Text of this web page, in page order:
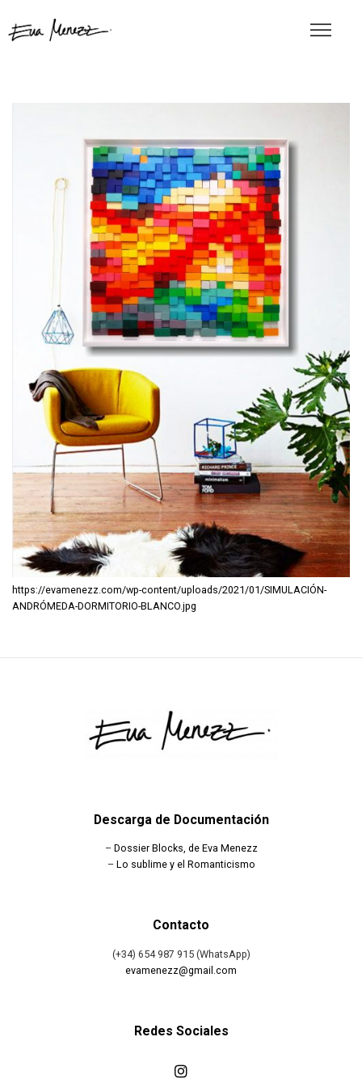
https://evamenezz.com/wp-content/uploads/2021/01/SIMULACIÓN-
ANDRÓMEDA-DORMITORIO-BLANCO.jpg
Descarga de Documentación
– Dossier Blocks, de Eva Menezz
– Lo sublime y el Romanticismo
Contacto
(+34) 654 987 915 (WhatsApp)
evamenezz@gmail.com
Redes Sociales